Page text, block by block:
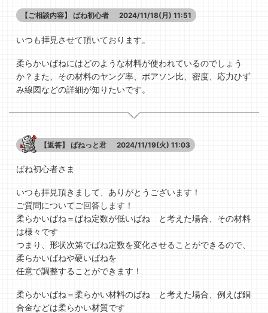
【ご相談内容】 ばね初心者 2024/11/18(月) 11:51
いつも拝見させて頂いております。
柔らかいばねにはどのような材料が使われているのでしょう
か？また、その材料のヤング率、ポアソン比、密度、応力ひず
み線図などの詳細が知りたいです。
【返答】 ばねっと君 2024/11/19(火) 11:03
ばね初心者さま
いつも拝見頂きまして、ありがとうございます！
ご質問についてご回答します！
柔らかいばね＝ばね定数が低いばね と考えた場合、その材料
は様々です
つまり、形状次第でばね定数を変化させることができるので、
柔らかいばねや硬いばねを
任意で調整することができます！
柔らかいばね＝柔らかい材料のばね と考えた場合、例えば銅
合金などは柔らかい材質です